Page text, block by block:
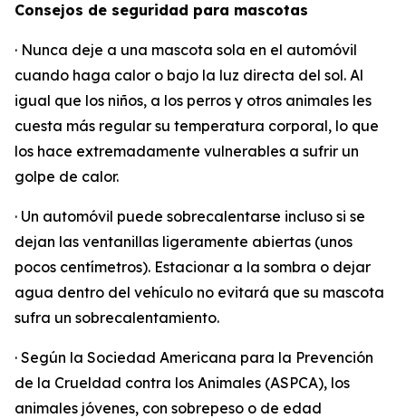
Consejos de seguridad para mascotas
· Nunca deje a una mascota sola en el automóvil
cuando haga calor o bajo la luz directa del sol. Al
igual que los niños, a los perros y otros animales les
cuesta más regular su temperatura corporal, lo que
los hace extremadamente vulnerables a sufrir un
golpe de calor.
· Un automóvil puede sobrecalentarse incluso si se
dejan las ventanillas ligeramente abiertas (unos
pocos centímetros). Estacionar a la sombra o dejar
agua dentro del vehículo no evitará que su mascota
sufra un sobrecalentamiento.
· Según la Sociedad Americana para la Prevención
de la Crueldad contra los Animales (ASPCA), los
animales jóvenes, con sobrepeso o de edad